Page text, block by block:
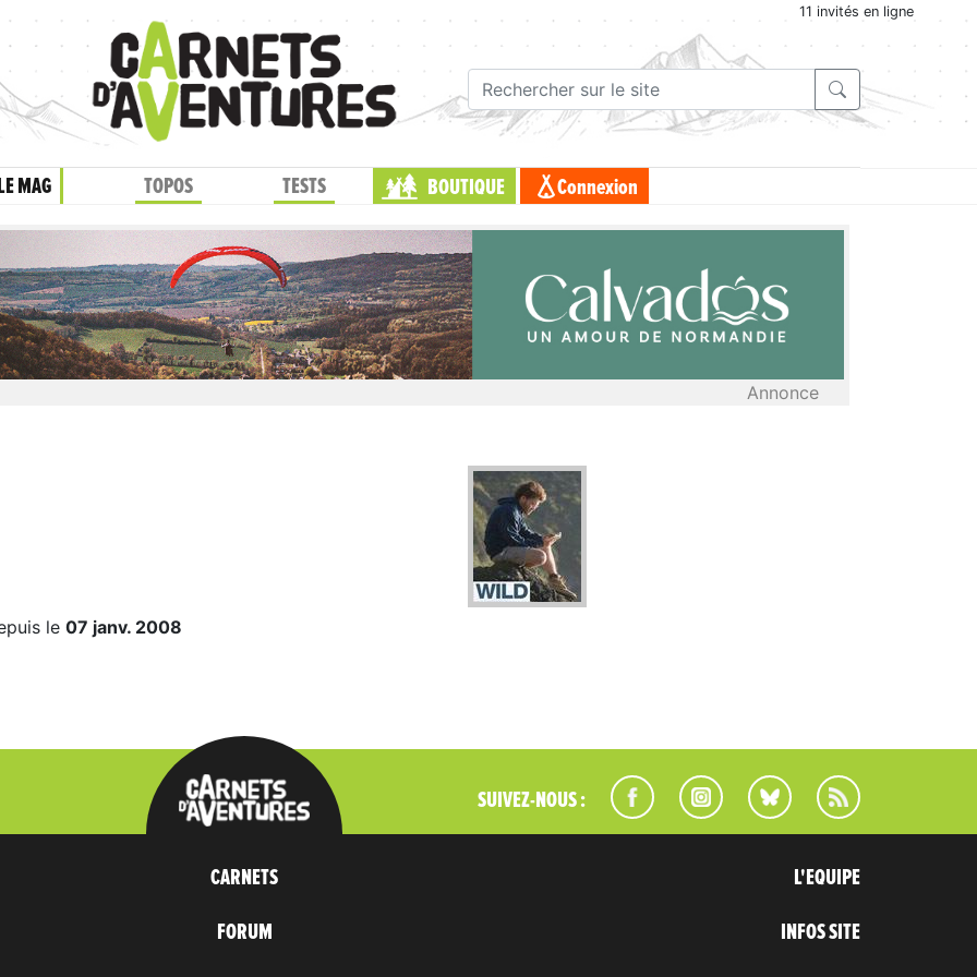
11 invités en ligne
MAG TOPOS TESTS BOUTIQUE Connexion
Annonce
le 07 janv. 2008
SUIVEZ-NOUS :
CARNETS
FORUM
L'EQUIPE
INFOS SITE